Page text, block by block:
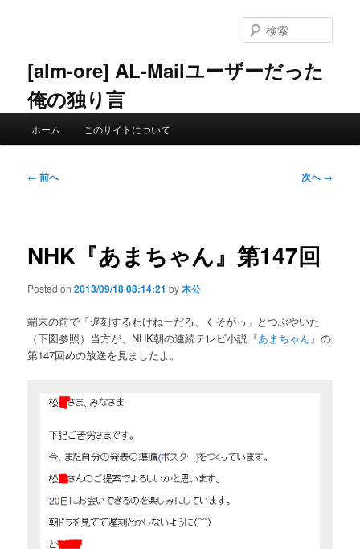
ン
へ
[alm-ore] AL-Mailユーザーだった
俺の独り言
索
ホーム このサイトについて
投
ー
ョ
← 前へ 次へ→
NHK『あまちゃん』第147回
Posted on2013/09/18 08:14:21 by木公
端末の前で「遅刻するわけねーだろ、くそがっ」とつぶやいた
（下図参照）当方が、NHK朝の連続テレビ小説『あまちゃん』の
第147回めの放送を見ましたよ。